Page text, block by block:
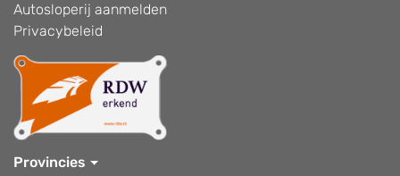
Autosloperij aanmelden
Privacybeleid
Provincies